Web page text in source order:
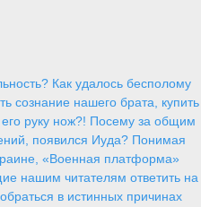
Как удалось бесполому
сознание нашего брата, купить
его руку нож?! Посему за общим
появился Иуда? Понимая
«Военная платформа»
нашим читателям ответить на
в истинных причинах